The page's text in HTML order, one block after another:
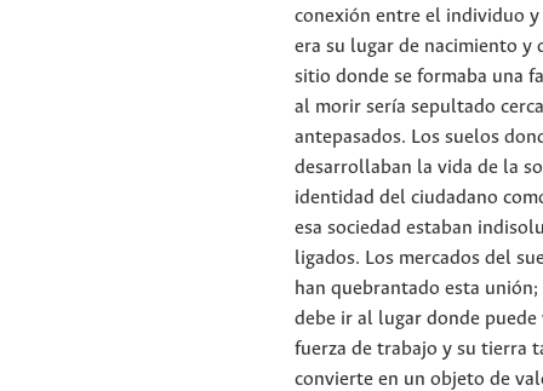
conexión entre el individuo
era su lugar de nacimiento y
sitio donde se formaba una
al morir sería sepultado
antepasados. Los suelos
desarrollaban la vida de la
identidad del ciudadano
esa sociedad estaban
ligados. Los mercados del
han quebrantado esta
debe ir al lugar donde puede
fuerza de trabajo y su tierra
convierte en un objeto de